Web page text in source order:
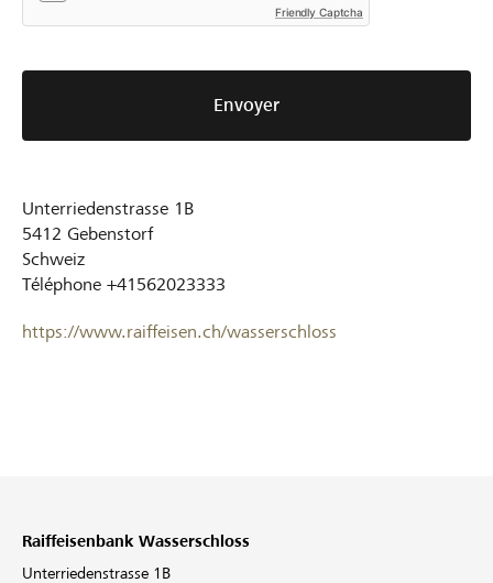
Friendly Captcha
Envoyer
Unterriedenstrasse 1B
5412 Gebenstorf
Schweiz
Téléphone +41562023333
https://www.raiffeisen.ch/wasserschloss
Raiffeisenbank Wasserschloss
Unterriedenstrasse 1B